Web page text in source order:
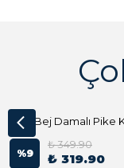
Açık Bej Damalı Pike
%9
₺ 349.90
₺ 319.90